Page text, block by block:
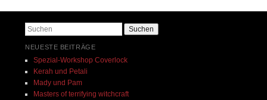
Suchen
NEUESTE BEITRÄGE
Spezial-Workshop Coverlock
Kerah und Petali
Mady und Pam
Masters of terrifying witchcraft